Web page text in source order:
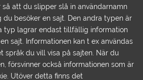
att du slipper slå in användarnamn
du besöker en sajt. Den andra typen är
typ lagrar endast tillfällig information
sajt. Informationen kan t ex användas
språk du vill visa på sajten. När du
försvinner också informationen som är
Utöver detta finns det